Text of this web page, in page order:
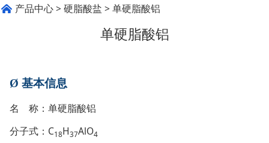
单硬脂酸铝
产品中心>硬脂酸盐 >单硬脂酸铝
单硬脂酸铝
Ø 基本信息
名 称：单硬脂酸铝
分子式：C18H37AlO4